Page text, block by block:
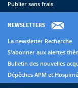
Publier sans frais
NEWSLETTERS
La newsletter Recherche
S'abonner aux alertes
Bulletin des nouvelles
Dépêches APM et